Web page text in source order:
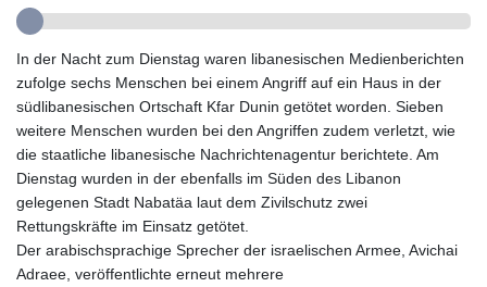
GMD 73.503851
GNF
8775.000355
GTQ 7.628986
GYD 209.187745
HKD 7.84315
HTG 130.738004
In der Nacht zum Dienstag waren libanesischen Medienberichten
zufolge sechs Menschen bei einem Angriff auf ein Haus in der
südlibanesischen Ortschaft Kfar Dunin getötet worden. Sieben
weitere Menschen wurden bei den Angriffen zudem verletzt, wie
die staatliche libanesische Nachrichtenagentur berichtete. Am
Dienstag wurden in der ebenfalls im Süden des Libanon
gelegenen Stadt Nabatäa laut dem Zivilschutz zwei
Rettungskräfte im Einsatz getötet.
Der arabischsprachige Sprecher der israelischen Armee, Avichai
Adraee, veröffentlichte erneut mehrere